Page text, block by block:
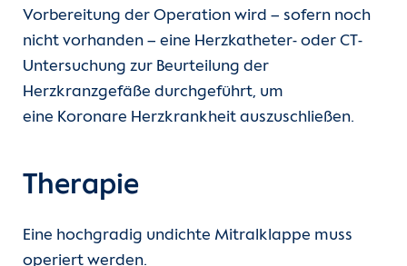
Vorbereitung der Operation wird – sofern noch
nicht vorhanden – eine Herzkatheter- oder CT-
Untersuchung zur Beurteilung der
Herzkranzgefäße durchgeführt, um
eine Koronare Herzkrankheit auszuschließen.
Therapie
Eine hochgradig undichte Mitralklappe muss
operiert werden.